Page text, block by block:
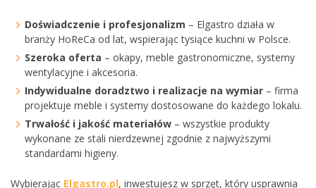
Doświadczenie i profesjonalizm – Elgastro działa w
branży HoReCa od lat, wspierając tysiące kuchni w Polsce.
Szeroka oferta – okapy, meble gastronomiczne, systemy
wentylacyjne i akcesoria.
Indywidualne doradztwo i realizacje na wymiar – firma
projektuje meble i systemy dostosowane do każdego lokalu.
Trwałość i jakość materiałów – wszystkie produkty
wykonane ze stali nierdzewnej zgodnie z najwyższymi
standardami higieny.
Wybierając Elgastro.pl, inwestujesz w sprzęt, który usprawnia